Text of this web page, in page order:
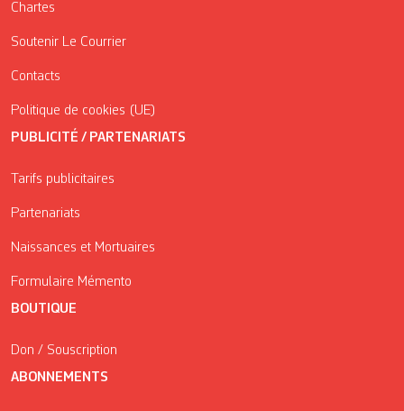
Chartes
Soutenir Le Courrier
Contacts
Politique de cookies (UE)
PUBLICITÉ / PARTENARIATS
Tarifs publicitaires
Partenariats
Naissances et Mortuaires
Formulaire Mémento
BOUTIQUE
Don / Souscription
ABONNEMENTS